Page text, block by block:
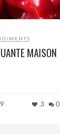
MAISON
3 0